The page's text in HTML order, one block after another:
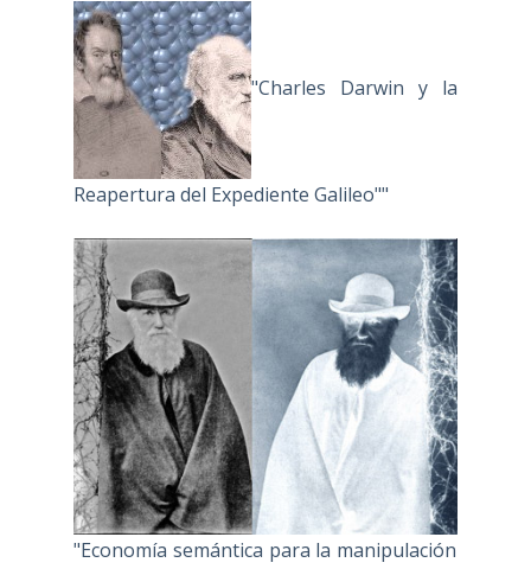
"Charles Darwin y la
Reapertura del Expediente Galileo""
"Economía semántica para la manipulación